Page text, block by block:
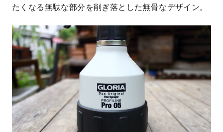
たくなる無駄な部分を削ぎ落とした無骨なデザイン。